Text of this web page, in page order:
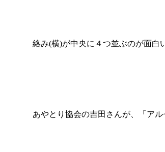
絡み(横)が中央に４つ並ぶのが面白
あやとり協会の吉田さんが、「アル